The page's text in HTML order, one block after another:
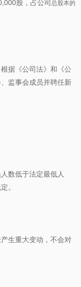
股，占公司 总股本的
据《公司法》和《公
监事会成员并聘任新
数低于法定最低人
。
生重大变动，不会对